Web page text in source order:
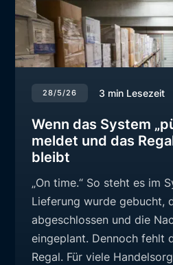
28/5/26 3 min Lesezeit
Wenn das System
meldet und das
bleibt
„On time.“ So steht es im
Lieferung wurde gebucht,
abgeschlossen und die
eingeplant. Dennoch fehlt
Regal. Für viele